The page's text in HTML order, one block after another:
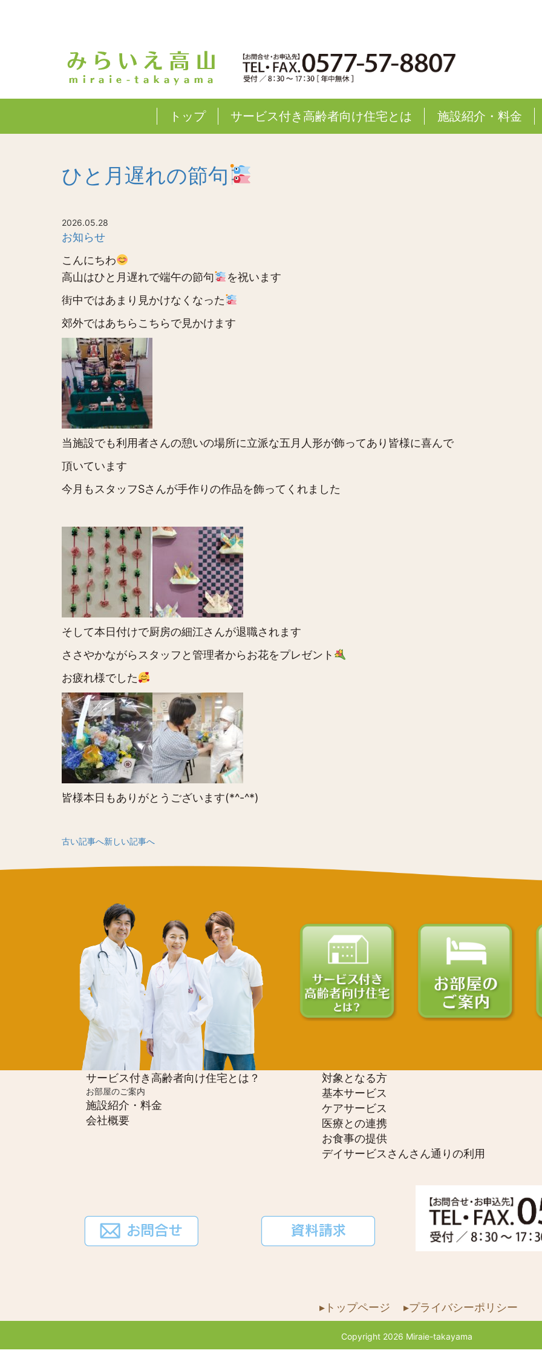
トップ サービス付き高齢者向け住宅とは 施設紹介・料金
ひと月遅れの節句
2026.05.28
お知らせ
こんにちわ
高山はひと月遅れで端午の節句
を祝います
街中ではあまり見かけなくなった
郊外ではあちらこちらで見かけます
当施設でも利用者さんの憩いの場所に立派な五月人形が飾ってあり皆様に喜んで
頂いています
今月もスタッフSさんが手作りの作品を飾ってくれました
そして本日付けで厨房の細江さんが退職されます
ささやかながらスタッフと管理者からお花をプレゼント
お疲れ様でした
皆様本日もありがとうございます(*^-^*)
古い記事へ新しい記事へ
サービス付き高齢者向け住宅とは？
お部屋のご案内
施設紹介・料金
会社概要
対象となる方
基本サービス
ケアサービス
医療との連携
お食事の提供
デイサービスさんさん通りの利用
▸トップページ ▸プライバシーポリシー
Copyright 2026 Miraie-takayama